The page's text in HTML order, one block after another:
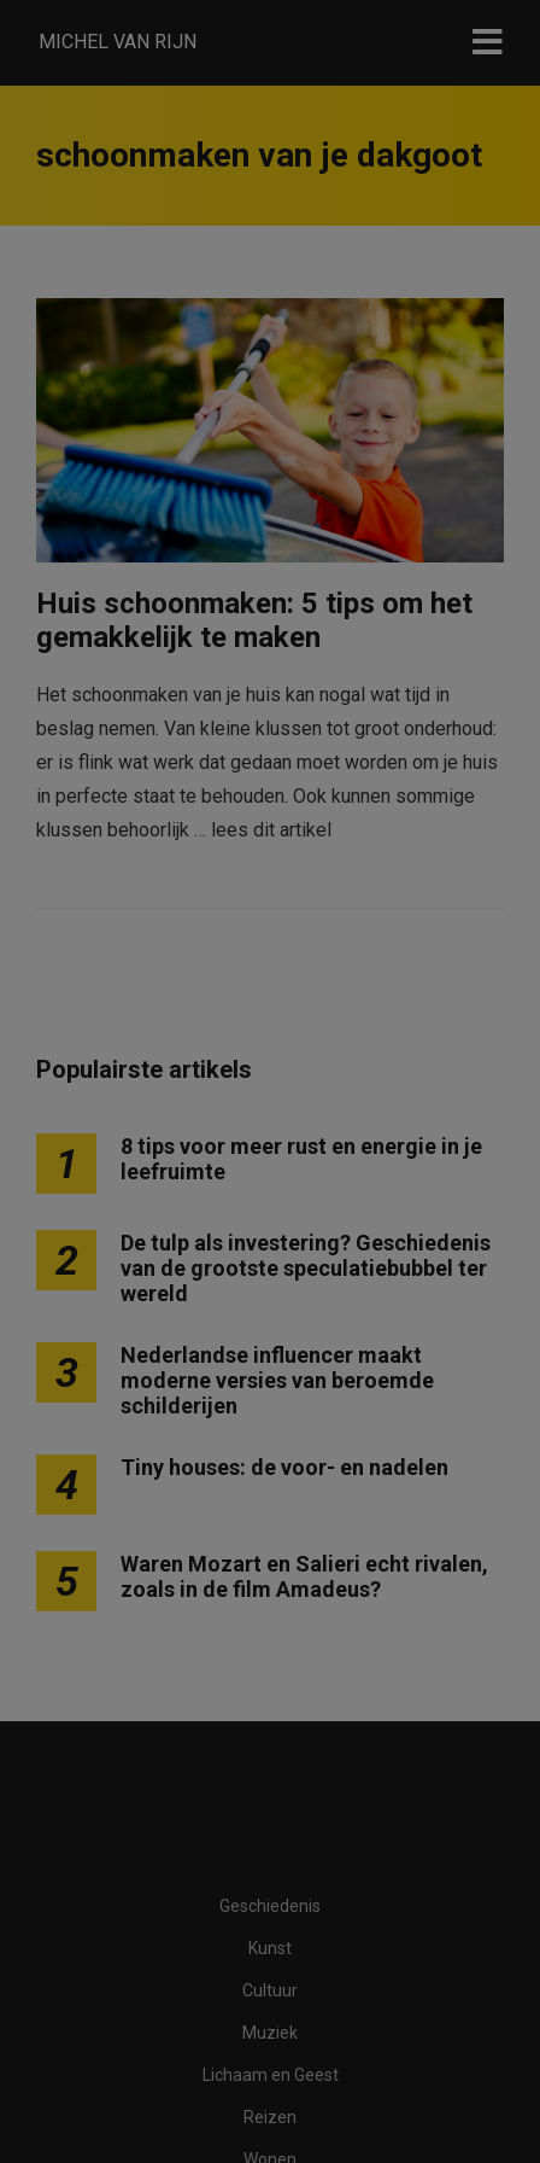
MICHEL VAN RIJN
schoonmaken van je dakgoot
Huis schoonmaken: 5 tips om het
gemakkelijk te maken
Het schoonmaken van je huis kan nogal wat tijd in
beslag nemen. Van kleine klussen tot groot onderhoud:
er is flink wat werk dat gedaan moet worden om je huis
in perfecte staat te behouden. Ook kunnen sommige
klussen behoorlijk … lees dit artikel
Populairste artikels
1
8 tips voor meer rust en energie in je
leefruimte
2
De tulp als investering? Geschiedenis
van de grootste speculatiebubbel ter
wereld
3
Nederlandse influencer maakt
moderne versies van beroemde
schilderijen
4 Tiny houses: de voor- en nadelen
5
Waren Mozart en Salieri echt rivalen,
zoals in de film Amadeus?
Geschiedenis
Kunst
Cultuur
Muziek
Lichaam en Geest
Reizen
Wonen